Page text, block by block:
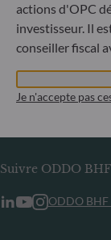
Informations
Carrières
Suivre ODDO BHF
ODDO
actions d'OPC
investisseur. Il
conseiller fiscal
Je n'accepte pas